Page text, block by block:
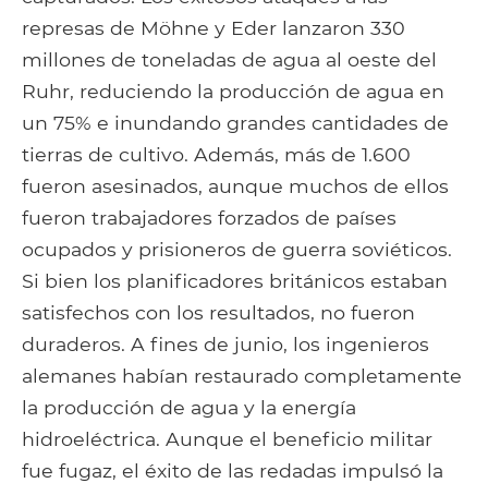
represas de Möhne y Eder lanzaron 330
millones de toneladas de agua al oeste del
Ruhr, reduciendo la producción de agua en
un 75% e inundando grandes cantidades de
tierras de cultivo. Además, más de 1.600
fueron asesinados, aunque muchos de ellos
fueron trabajadores forzados de países
ocupados y prisioneros de guerra soviéticos.
Si bien los planificadores británicos estaban
satisfechos con los resultados, no fueron
duraderos. A fines de junio, los ingenieros
alemanes habían restaurado completamente
la producción de agua y la energía
hidroeléctrica. Aunque el beneficio militar
fue fugaz, el éxito de las redadas impulsó la